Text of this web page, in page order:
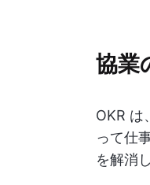
協業
OKR は
って仕
を解消